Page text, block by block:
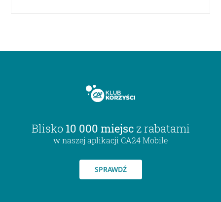
Blisko 10 000 miejsc z rabatami
w naszej aplikacji CA24 Mobile
SPRAWDŹ